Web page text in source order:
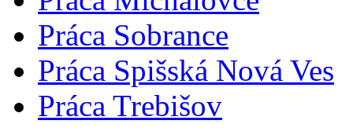
Práca Sobrance
Práca Spišská Nová Ves
Práca Trebišov